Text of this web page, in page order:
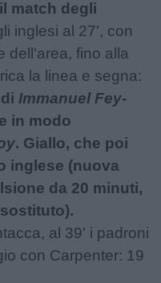
match degli
inglesi al 27', con
dell'area, fino alla
la linea e segna:
Immanuel Fey-
in modo
. Giallo, che poi
inglese (nuova
da 20 minuti,
al 39' i padroni
con Carpenter: 19